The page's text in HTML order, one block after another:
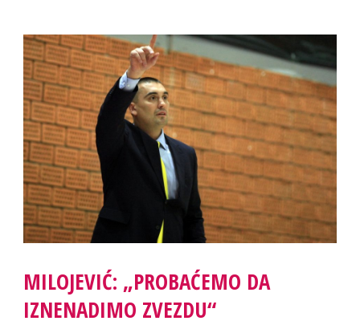
MILOJEVIĆ: „PROBAĆEMO DA
IZNENADIMO ZVEZDU“